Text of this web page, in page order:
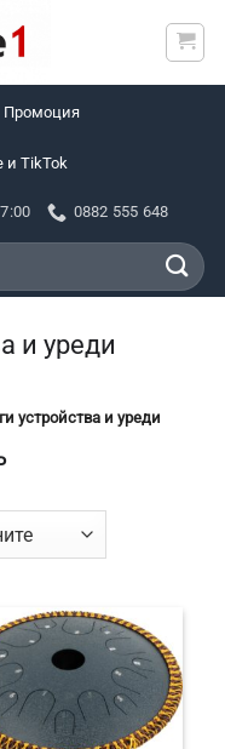
Промоция
и TikTok
0882 555 648
и уреди
устройства и уреди